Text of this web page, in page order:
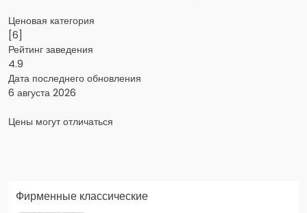
Ценовая категория
[6]
Рейтинг заведения
4.9
Дата последнего обновления
6 августа 2026
Цены могут отличаться
Фирменные классические